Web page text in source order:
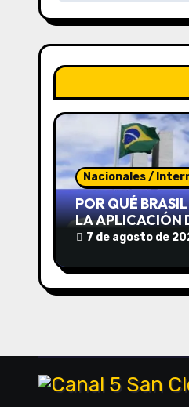
e
g
a
c
i
ó
n
e
e
t
Nacionales /
POR QUÉ
LA APLICACIÓN
CASO QUE
7 de agosto de